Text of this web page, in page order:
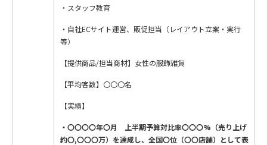
・スタッフ教育
・自社ECサイト運営、販促担当（レイアウト立案・実行
等）
【提供商品/担当商材】女性の服飾雑貨
【平均客数】〇〇〇名
【実績】
・〇〇〇〇年〇月 上半期予算対比率〇〇〇%（売り上げ
約〇,〇〇〇万）を達成し、全国〇位（〇〇店舗）として表